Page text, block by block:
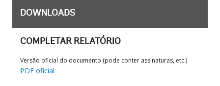
DOWNLOADS
COMPLETAR RELATÓRIO
Versão oficial do documento (pode conter assinaturas, etc.)
PDF oficial